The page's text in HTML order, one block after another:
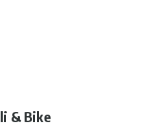
& Bike